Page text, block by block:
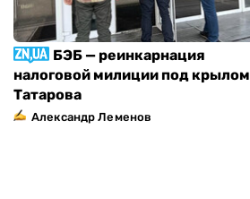
БЭБ — реинкарнация
налоговой милиции под крылом
Татарова
Александр Леменов